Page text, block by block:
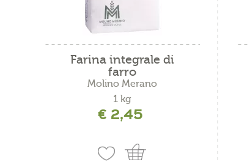
Farina integrale di
farro
Molino Merano
1 kg
€ 2,45